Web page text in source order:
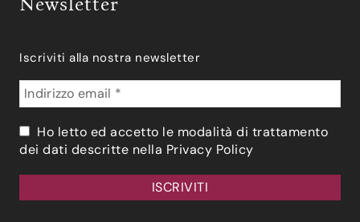
Iscriviti alla nostra newsletter
Ho letto ed accetto le modalità di trattamento
dei dati descritte nella Privacy Policy